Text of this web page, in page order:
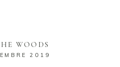
WOODS
2019